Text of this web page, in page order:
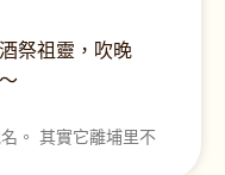
祭祖靈，吹晚
。 其實它離埔里不